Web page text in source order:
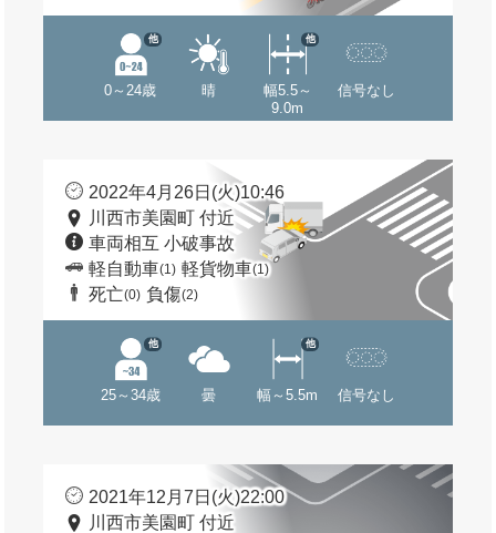
0～24歳
他
晴
幅5.5～
9.0m
他
信号なし
2022年4月26日(火)10:46
川西市美園町 付近
車両相互 小破事故
軽自動車(1) 軽貨物車(1)
死亡(0) 負傷(2)
25～34歳
他
曇 幅～5.5m
他
信号なし
2021年12月7日(火)22:00
川西市美園町 付近